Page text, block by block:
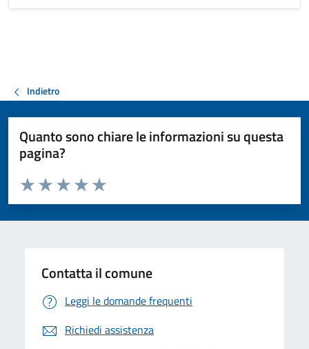
Indietro
Quanto sono chiare le informazioni su questa
pagina?
Valuta da 1 a 5 stelle la pagina
Valuta 5 stelle su 5
Valuta 4 stelle su 5
Valuta 3 stelle su 5
Valuta 2 stelle su 5
Valuta 1 stelle su 5
Contatta il comune
Leggi le domande frequenti
Richiedi assistenza